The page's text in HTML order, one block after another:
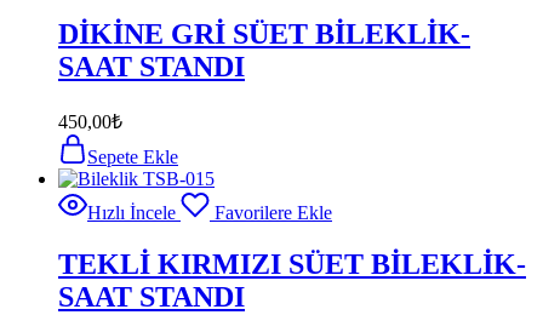
DİKİNE GRİ SÜET BİLEKLİK-
SAAT STANDI
450,00₺
Sepete Ekle
Hızlı İncele Favorilere Ekle
TEKLİ KIRMIZI SÜET BİLEKLİK-
SAAT STANDI